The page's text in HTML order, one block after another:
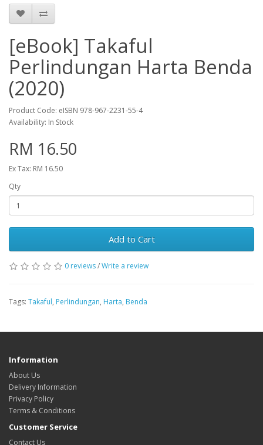
[eBook] Takaful
Perlindungan Harta Benda
(2020)
Product Code: eISBN 978-967-2231-55-4
Availability: In Stock
RM 16.50
Ex Tax: RM 16.50
Qty
Add to Cart
0 reviews/Write a review
Tags: Takaful, Perlindungan, Harta, Benda
Information
About Us
Delivery Information
Privacy Policy
Terms & Conditions
Customer Service
Contact Us